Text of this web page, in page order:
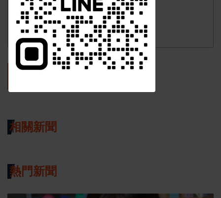
相關新聞
熱門新聞
訂閱